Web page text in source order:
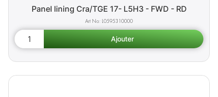
Panel lining Cra/TGE 17- L5H3 - FWD - RD
L0595310000